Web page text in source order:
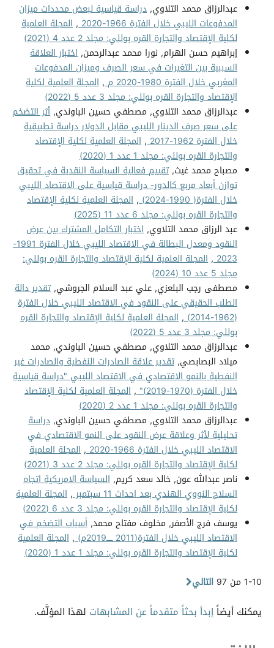
عبدالرزاق محمد التلاوي, دراسة قياسية لبعض محددات ميزان
المدفوعات الليبي خلال الفترة 1966-2020
, المجلة العلمية
لكلية الإقتصاد والتجارة القره بوللي: مجلد 2 عدد 4 (2021)
إبراهيم حسن الهرام, نورا محمد عبدالرحمن, اختبار العلاقة
السببية بين التغيرات في سعر الصرف وميزان المدفوعات
المغربي خلال الفترة 1980-2020 م
, المجلة العلمية لكلية
الإقتصاد والتجارة القره بوللي: مجلد 3 عدد 5 (2022)
عبدالرزاق محمد التلاوي, مصطفي حسين الباوندي, أثر التضخم
على سعر صرف الدينار الليبي مقابل الدولار دراسة تطبيقية
خلال الفترة 1962-2017
, المجلة العلمية لكلية الإقتصاد
والتجارة القره بوللي: مجلد 1 عدد 1 (2020)
مصباح محمد غيث, تقييم فعالية السياسة النقدية في تحقيق
توازن أبعاد مربع كالدور- دراسة قياسية على الاقتصاد الليبي
خلال الفترة( 1990-2024)
, المجلة العلمية لكلية الإقتصاد
والتجارة القره بوللي: مجلد 6 عدد 11 (2025)
عبد الرزاق محمد التلاوي, اختبار التكامل المشترك بين عرض
النقود ومعدل البطالة في الاقتصاد الليبي خلال الفترة 1991-
2023
, المجلة العلمية لكلية الإقتصاد والتجارة القره بوللي:
مجلد 5 عدد 10 (2024)
مصطفى رجب البلعزي, علي عبد السلام الجروشي, تقدير دالة
الطلب الحقيقي على النقود في الاقتصاد الليبي خلال الفترة
(1962-2014)
, المجلة العلمية لكلية الإقتصاد والتجارة القره
بوللي: مجلد 3 عدد 5 (2022)
عبدالرزاق محمد التلاوي, مصطفي حسين الباوندي, محمد
ميلاد البصابصي, تقدير علاقة الصادرات النفطية والصادرات غير
النفطية بالنمو الاقتصادي في الاقتصاد الليبي "دراسة قياسية
خلال الفترة (1970-2019)"
, المجلة العلمية لكلية الإقتصاد
والتجارة القره بوللي: مجلد 1 عدد 2 (2020)
عبدالرزاق محمد التلاوي, مصطفي حسين الباوندي, دراسة
تحليلية لأثر وعلاقة عرض النقود على النمو الاقتصادي في
الاقتصاد الليبي خلال الفترة 1966-2020
, المجلة العلمية
لكلية الإقتصاد والتجارة القره بوللي: مجلد 2 عدد 3 (2021)
ناصر عبدالله عون, خالد سعد كريم, السياسة الامريكية اتجاه
السلاح النووي الهندي بعد احداث 11 سبتمبر
, المجلة العلمية
لكلية الإقتصاد والتجارة القره بوللي: مجلد 3 عدد 6 (2022)
يوسف فرج الأصفر, مخلوف مفتاح محمد, أسباب التضخم في
الاقتصاد الليبي خلال الفترة(2011 ـــــ2019م)
, المجلة العلمية
لكلية الإقتصاد والتجارة القره بوللي: مجلد 1 عدد 1 (2020)
1-10 من 97
التالي
يمكنك أيضاًإبدأ بحثاً متقدماً عن المشابهات لهذا المؤلَّف.